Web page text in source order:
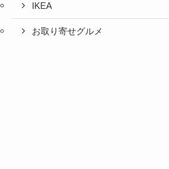
IKEA
お取り寄せグルメ